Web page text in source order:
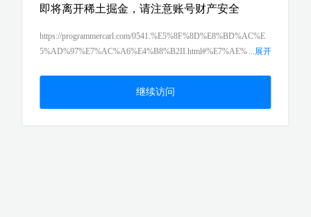
即将离开稀土掘金，请注意账号财产安全
展开
https://programmercarl.com/0541.%E5%8F%8D%E8%BD%AC%E
5%AD%97%E7%AC%A6%E4%B8%B2II.html#%E7%AE%
继续访问